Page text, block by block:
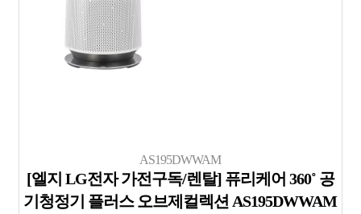
AS195DWWAM
[엘지 LG전자 가전구독/렌탈] 퓨리케어 360˚ 공
기청정기 플러스 오브제컬렉션 AS195DWWAM